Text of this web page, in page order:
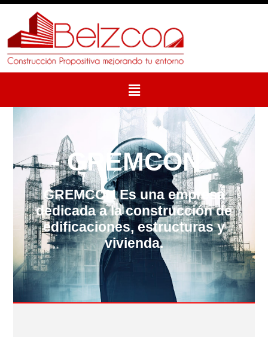
- GREMCON -
GREMCON Es una empresa
dedicada a la construcción de
edificaciones, estructuras y
vivienda.